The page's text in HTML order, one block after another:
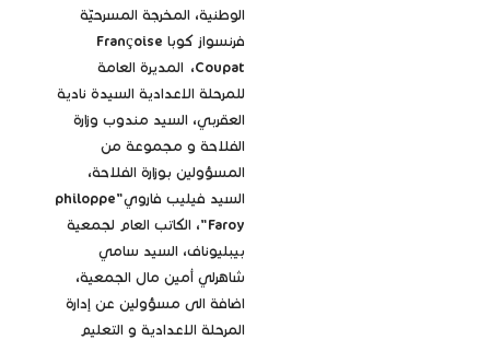
الوطنية، المخرجة المسرحيّة
فرنسواز كوبا Françoise
Coupat، المديرة العامة
للمرحلة الاعدادية السيدة نادية
العقربي، السيد مندوب وزارة
الفلاحة و مجموعة من
المسؤولين بوزارة الفلاحة،
السيد فيليب فاروي"philoppe
Faroy"، الكاتب العام لجمعية
بيبليوناف، السيد سامي
شاهرلي أمين مال الجمعية،
اضافة الى مسؤولين عن إدارة
المرحلة الاعدادية و التعليم